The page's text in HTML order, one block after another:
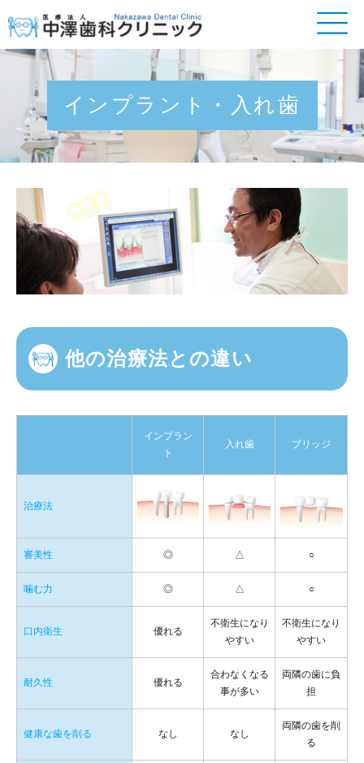
インプラント・入れ歯
他の治療法との違い
インプラン
ト
入れ歯 ブリッジ
治療法
審美性 ◎ △ ○
噛む力 ◎ △ ○
口内衛生 優れる
不衛生になり
やすい
不衛生になり
やすい
耐久性 優れる
合わなくなる
事が多い
両隣の歯に負
担
健康な歯を削る なし なし
両隣の歯を削
る